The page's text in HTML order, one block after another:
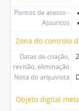
Pontos de acesso -
Assuntos
Zona do controlo
Datas de criação,
revisão, eliminação
Nota do arquivista
Objeto digital